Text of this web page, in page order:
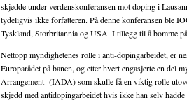
skjedde under verdenskonferansen mot doping i
tydeligvis ikke forfatteren. På denne konferansen ble
Tyskland, Storbritannia og USA. I tillegg til å bomme
Nettopp myndighetenes rolle i anti-dopingarbeidet, er
Europarådet på banen, og etter hvert engasjerte en del
Arrangement (IADA) som skulle få en viktig rolle
skjedd med antidopingarbeidet hvis ikke han selv